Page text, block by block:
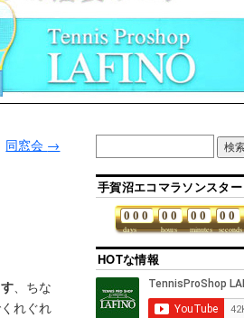
同窓会 →
、ちな
れぐれ
手賀沼エコマラソンスタ
days
0 0 0
hours
0 0
minutes
0 0
seconds
0 0
HOTな情報